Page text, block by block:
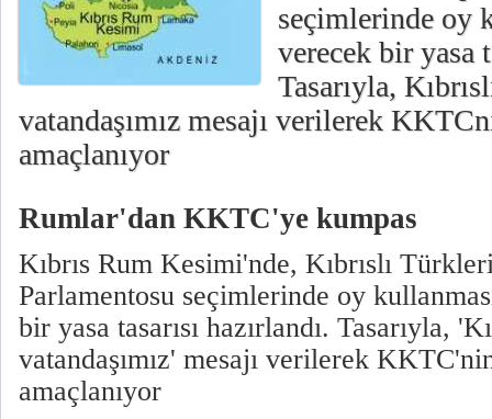
seçimlerinde oy
verecek bir yasa
Tasarıyla,
vatandaşımız mesajı verilerek
amaçlanıyor
Rumlar'dan KKTC'ye kumpas
Kıbrıs Rum Kesimi'nde, Kıbrıslı
Parlamentosu seçimlerinde oy
bir yasa tasarısı hazırlandı. Tasarıyla,
vatandaşımız' mesajı verilerek
amaçlanıyor